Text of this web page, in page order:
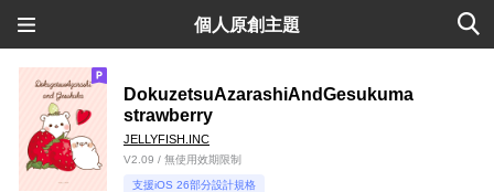
個人原創主題
DokuzetsuAzarashiAndGesukuma
strawberry
JELLYFISH.INC
V2.09 / 無使用效期限制
支援iOS 26部分設計規格